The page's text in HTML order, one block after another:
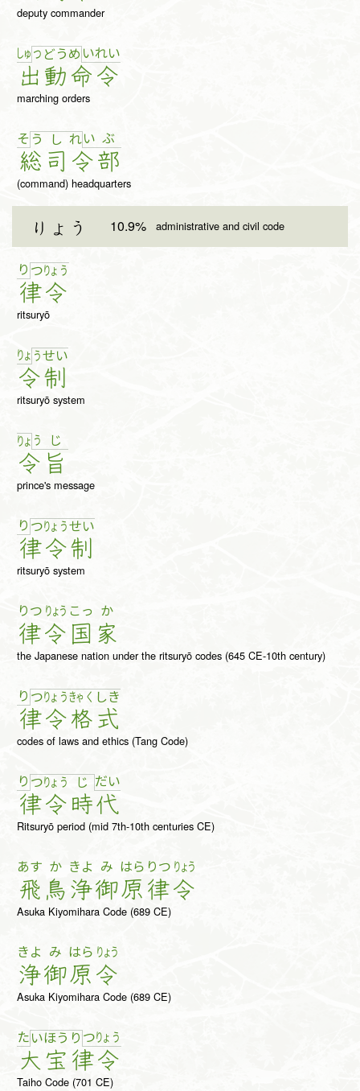
deputy commander
しゅ つ
出
どう
動
め い
命
れい
令
marching orders
そ う
総
し
司
れい
令
ぶ
部
(command) headquarters
りょう 10.9% administrative and civil code
り つ
律
りょ う
令
ritsuryō
りょ う
令
せい
制
ritsuryō system
りょ う
令
じ
旨
prince's message
り つ
律
りょ う
令
せい
制
ritsuryō system
りつ
律
りょう
令
こっ
国
か
家
the Japanese nation under the ritsuryō codes (645 CE-10th century)
り つ
律
りょ う
令
きゃ く
格
しき
式
codes of laws and ethics (Tang Code)
り つ
律
りょ う
令
じ
時
だい
代
Ritsuryō period (mid 7th-10th centuries CE)
あす
飛
か
鳥
きよ
浄
み
御
はら
原
りつ
律
りょう
令
Asuka Kiyomihara Code (689 CE)
きよ
浄
み
御
はら
原
りょう
令
Asuka Kiyomihara Code (689 CE)
た い
大
ほう
宝
り つ
律
りょ う
令
Taiho Code (701 CE)